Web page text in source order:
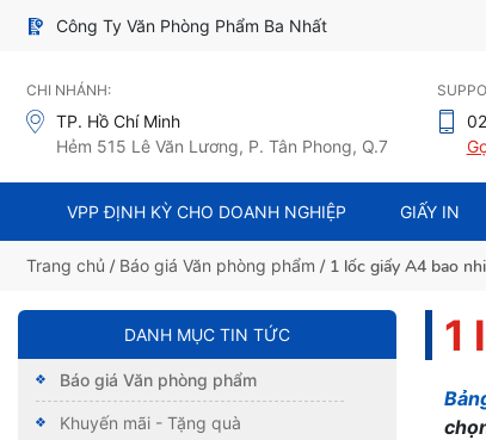
Công Ty Văn Phòng Phẩm Ba Nhất
CHI NHÁNH:
TP. Hồ Chí Minh
Hẻm 515 Lê Văn Lương, P. Tân Phong, Q.7
VPP ĐỊNH KỲ CHO DOANH NGHIỆP GIẤY IN
Trang chủ / Báo giá Văn phòng phẩm / 1 lốc giấy A4 bao
DANH MỤC TIN TỨC
Báo giá Văn phòng phẩm
Khuyến mãi - Tặng quà
1